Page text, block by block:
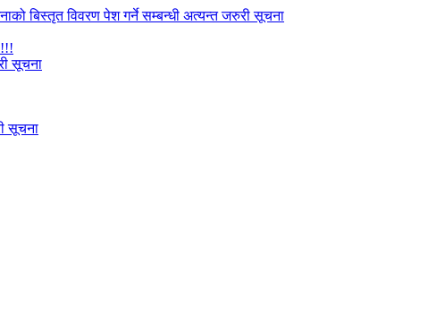
बिस्तृत विवरण पेश गर्ने सम्बन्धी अत्यन्त जरुरी सूचना
सूचना
सूचना